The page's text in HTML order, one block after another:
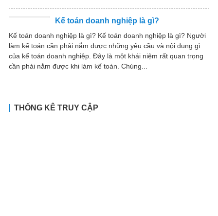
Kế toán doanh nghiệp là gì?
Kế toán doanh nghiệp là gì? Kế toán doanh nghiệp là gì? Người
làm kế toán cần phải nắm được những yêu cầu và nội dung gì
của kế toán doanh nghiệp. Đây là một khái niệm rất quan trọng
cần phải nắm được khi làm kế toán. Chúng...
THỐNG KÊ TRUY CẬP